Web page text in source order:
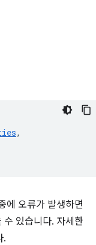
,
에 오류가 발생하면
수 있습니다. 자세한
.